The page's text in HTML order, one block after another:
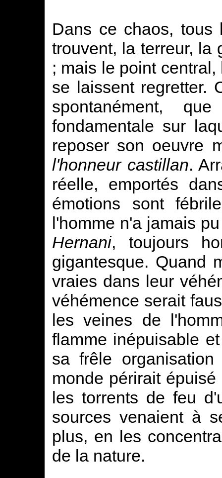
Dans ce chaos, tous
trouvent, la terreur, la
; mais le point
se laissent regretter.
spontanément,
fondamentale sur
reposer son oeuvre
l'honneur castillan.
réelle, emportés
émotions sont
l'homme n'a jamais
Hernani, toujours
gigantesque. Quand
vraies dans leur
véhémence serait
les veines de
flamme inépuisable
sa frêle
monde périrait
les torrents de feu
sources venaient à
plus, en les
de la nature.